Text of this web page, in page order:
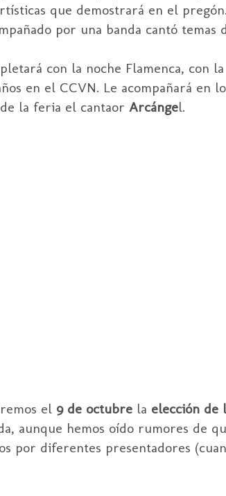
que demostrará en el
por una banda cantó temas
con la noche Flamenca, con
en el CCVN. Le acompañará en
la feria el cantaor Arcángel.
el 9 de octubre la elección de
aunque hemos oído rumores de
por diferentes presentadores